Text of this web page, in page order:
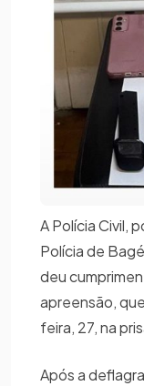
A Polícia Civil,
Polícia de
deu
apreensão,
feira, 27, na
Após a